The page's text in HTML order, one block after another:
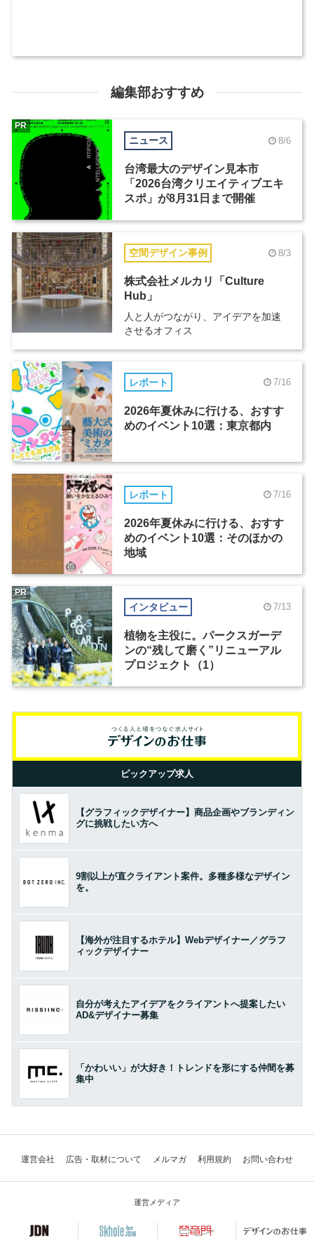
編集部おすすめ
ニュース 8/6
台湾最大のデザイン見本市
「2026台湾クリエイティブエキ
スポ」が8月31日まで開催
PR
空間デザイン事例 8/3
株式会社メルカリ「Culture
Hub」
人と人がつながり、アイデアを加速
させるオフィス
レポート 7/16
2026年夏休みに行ける、おすす
めのイベント10選：東京都内
レポート 7/16
2026年夏休みに行ける、おすす
めのイベント10選：そのほかの
地域
インタビュー 7/13
植物を主役に。パークスガーデ
ンの“残して磨く”リニューアル
プロジェクト（1）
PR
ピックアップ求人
【グラフィックデザイナー】商品企画やブランディン
グに挑戦したい方へ
9割以上が直クライアント案件。多種多様なデザイン
を。
【海外が注目するホテル】Webデザイナー／グラフ
ィックデザイナー
自分が考えたアイデアをクライアントへ提案したい
AD&デザイナー募集
「かわいい」が大好き！トレンドを形にする仲間を募
集中
運営会社 広告・取材について メルマガ 利用規約 お問い合わせ
運営メディア